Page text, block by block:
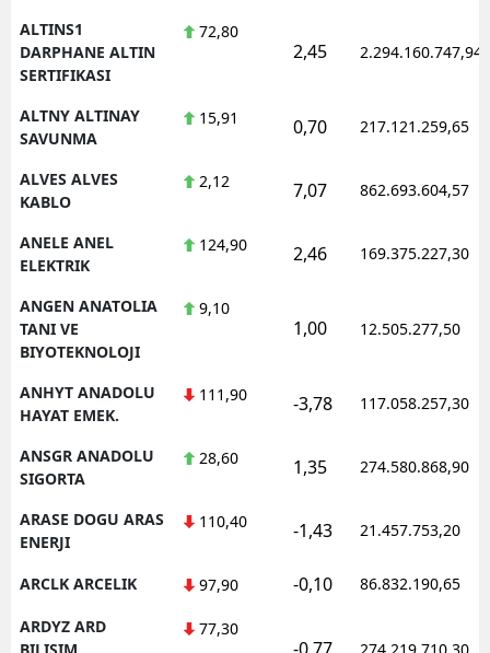
ALTINS1
DARPHANE ALTIN
SERTIFIKASI
72,80
2,45 2.294.160.747,94
ALTNY ALTINAY
SAVUNMA
15,91 0,70 217.121.259,65
ALVES ALVES
KABLO
2,12 7,07 862.693.604,57
ANELE ANEL
ELEKTRIK
124,90 2,46 169.375.227,30
ANGEN ANATOLIA
TANI VE
BIYOTEKNOLOJI
9,10
1,00 12.505.277,50
ANHYT ANADOLU
HAYAT EMEK.
111,90 -3,78 117.058.257,30
ANSGR ANADOLU
SIGORTA
28,60 1,35 274.580.868,90
ARASE DOGU ARAS
ENERJI
110,40 -1,43 21.457.753,20
ARCLK ARCELIK 97,90 -0,10 86.832.190,65
ARDYZ ARD
BILISIM
77,30
-0,77 274.219.710,30